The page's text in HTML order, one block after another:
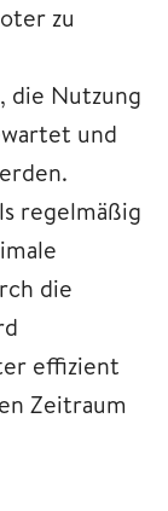
zu
die Nutzung
und
regelmäßig
die
effizient
Zeitraum